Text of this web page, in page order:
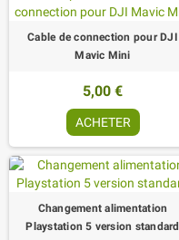
Cable de connection pour DJI
Mavic Mini
5,00 €
ACHETER
Changement alimentation
Playstation 5 version standard